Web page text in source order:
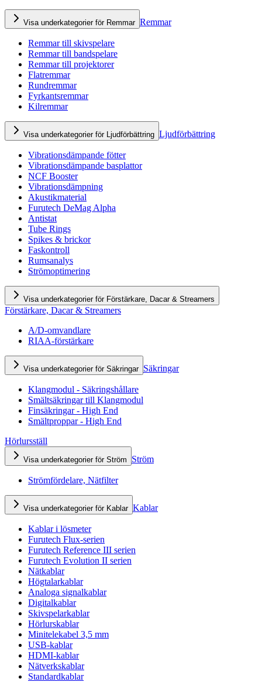
Visa underkategorier för Remmar Remmar
Remmar till skivspelare
Remmar till bandspelare
Remmar till projektorer
Flatremmar
Rundremmar
Fyrkantsremmar
Kilremmar
Visa underkategorier för Ljudförbättring Ljudförbättring
Vibrationsdämpande fötter
Vibrationsdämpande basplattor
NCF Booster
Vibrationsdämpning
Akustikmaterial
Furutech DeMag Alpha
Antistat
Tube Rings
Spikes & brickor
Faskontroll
Rumsanalys
Strömoptimering
Visa underkategorier för Förstärkare, Dacar & Streamers
Förstärkare, Dacar & Streamers
A/D-omvandlare
RIAA-förstärkare
Visa underkategorier för Säkringar Säkringar
Klangmodul - Säkringshållare
Smältsäkringar till Klangmodul
Finsäkringar - High End
Smältproppar - High End
Hörlursställ
Visa underkategorier för Ström Ström
Strömfördelare, Nätfilter
Visa underkategorier för Kablar Kablar
Kablar i lösmeter
Furutech Flux-serien
Furutech Reference III serien
Furutech Evolution II serien
Nätkablar
Högtalarkablar
Analoga signalkablar
Digitalkablar
Skivspelarkablar
Hörlurskablar
Minitelekabel 3,5 mm
USB-kablar
HDMI-kablar
Nätverkskablar
Standardkablar